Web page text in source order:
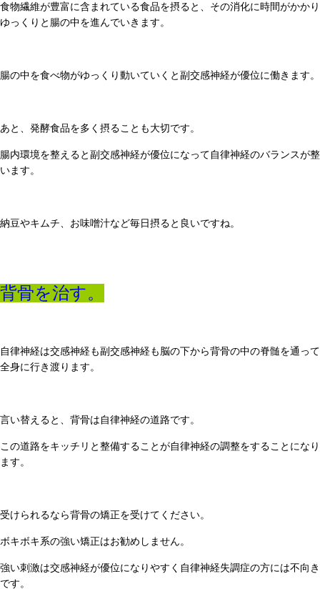
食物繊維が豊富に含まれている食品を摂ると、その消化に時間がかかり
ゆっくりと腸の中を進んでいきます。
腸の中を食べ物がゆっくり動いていくと副交感神経が優位に働きます。
あと、発酵食品を多く摂ることも大切です。
腸内環境を整えると副交感神経が優位になって自律神経のバランスが整
います。
納豆やキムチ、お味噌汁など毎日摂ると良いですね。
背骨を治す。
自律神経は交感神経も副交感神経も脳の下から背骨の中の脊髄を通って
全身に行き渡ります。
言い替えると、背骨は自律神経の道路です。
この道路をキッチリと整備することが自律神経の調整をすることになり
ます。
受けられるなら背骨の矯正を受けてください。
ボキボキ系の強い矯正はお勧めしません。
強い刺激は交感神経が優位になりやすく自律神経失調症の方には不向き
です。